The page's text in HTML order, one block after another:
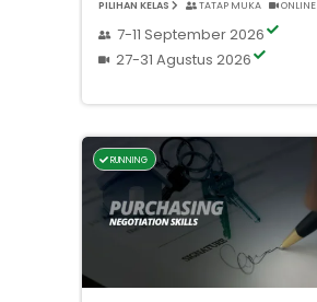
PILIHAN KELAS TATAP MUKA ONLINE
7-11 September 2026
27-31 Agustus 2026
RUNNING